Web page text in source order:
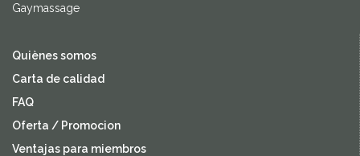
Gaymassage
Quiènes somos
Carta de calidad
FAQ
Oferta / Promocion
Ventajas para miembros